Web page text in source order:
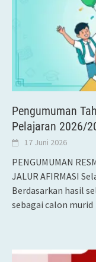
Pengumuman
Pelajaran 2026/
17 Juni 2026
PENGUMUMAN
JALUR AFIRMASI
Berdasarkan hasil
sebagai calon murid